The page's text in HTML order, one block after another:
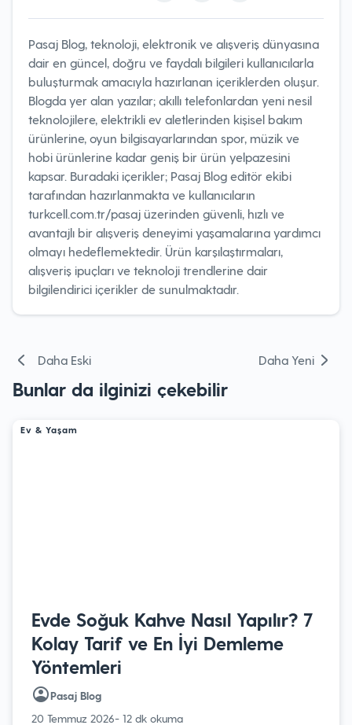
Pasaj Blog, teknoloji, elektronik ve alışveriş dünyasına
dair en güncel, doğru ve faydalı bilgileri kullanıcılarla
buluşturmak amacıyla hazırlanan içeriklerden oluşur.
Blogda yer alan yazılar; akıllı telefonlardan yeni nesil
teknolojilere, elektrikli ev aletlerinden kişisel bakım
ürünlerine, oyun bilgisayarlarından spor, müzik ve
hobi ürünlerine kadar geniş bir ürün yelpazesini
kapsar. Buradaki içerikler; Pasaj Blog editör ekibi
tarafından hazırlanmakta ve kullanıcıların
turkcell.com.tr/pasaj üzerinden güvenli, hızlı ve
avantajlı bir alışveriş deneyimi yaşamalarına yardımcı
olmayı hedeflemektedir. Ürün karşılaştırmaları,
alışveriş ipuçları ve teknoloji trendlerine dair
bilgilendirici içerikler de sunulmaktadır.
Yazı
Daha Eski Daha Yeni
Bunlar da ilginizi çekebilir
Ev & Yaşam
Evde Soğuk Kahve Nasıl Yapılır? 7
Kolay Tarif ve En İyi Demleme
Yöntemleri
Pasaj Blog
20 Temmuz 2026- 12 dk okuma